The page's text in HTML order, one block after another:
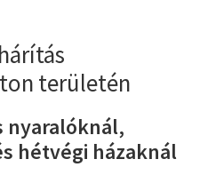
területén
nyaralóknál,
hétvégi házaknál